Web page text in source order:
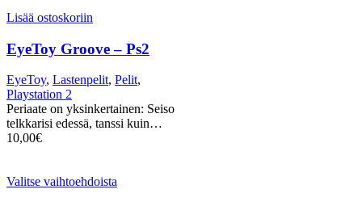
Lisää ostoskoriin
EyeToy Groove – Ps2
EyeToy, Lastenpelit, Pelit,
Playstation 2
Periaate on yksinkertainen: Seiso
telkkarisi edessä, tanssi kuin…
10,00€
Valitse vaihtoehdoista